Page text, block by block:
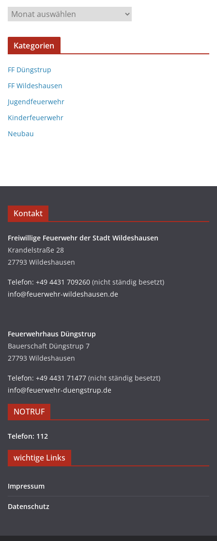
Kategorien
FF Düngstrup
FF Wildeshausen
Jugendfeuerwehr
Kinderfeuerwehr
Neubau
Kontakt
Freiwillige Feuerwehr der Stadt Wildeshausen
Krandelstraße 28
27793 Wildeshausen
Telefon: +49 4431 709260 (nicht ständig besetzt)
info@feuerwehr-wildeshausen.de
Feuerwehrhaus Düngstrup
Bauerschaft Düngstrup 7
27793 Wildeshausen
Telefon: +49 4431 71477 (nicht ständig besetzt)
info@feuerwehr-duengstrup.de
NOTRUF
Telefon: 112
wichtige Links
Impressum
Datenschutz